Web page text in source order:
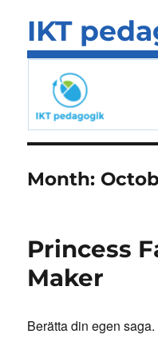
IKT
Month:
Princess
Maker
Berätta din egen saga.